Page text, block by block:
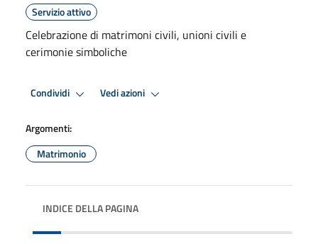
Servizio attivo
Celebrazione di matrimoni civili, unioni civili e
cerimonie simboliche
Condividi Vedi azioni
Argomenti:
Matrimonio
INDICE DELLA PAGINA